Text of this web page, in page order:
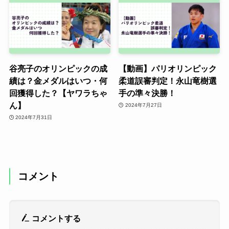
谷亮子のオリンピックの成
績は？金メダルはいつ・何
回獲得した？【ヤワラちゃ
ん】
2024年7月31日
【動画】パリオリンピック
柔道誤審判定！永山竜樹選
手の準々決勝！
2024年7月27日
コメント
コメントする